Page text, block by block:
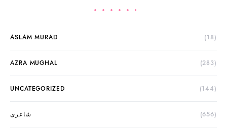
ASLAM MURAD (18)
AZRA MUGHAL (283)
UNCATEGORIZED (144)
شاعری (656)